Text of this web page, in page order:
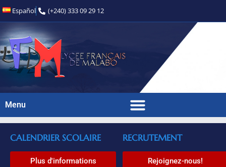
Español (+240) 333 09 29 12
Menu
CALENDRIER SCOLAIRE
Plus d'informations
RECRUTEMENT
Rejoignez-nous!